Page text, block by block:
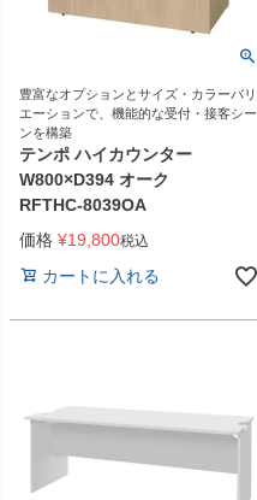
豊富なオプションとサイズ・カラーバリ
エーションで、機能的な受付・接客シー
ンを構築
テンポ ハイカウンター
W800×D394 オーク
RFTHC-8039OA
価格 ¥19,800税込
カートに入れる